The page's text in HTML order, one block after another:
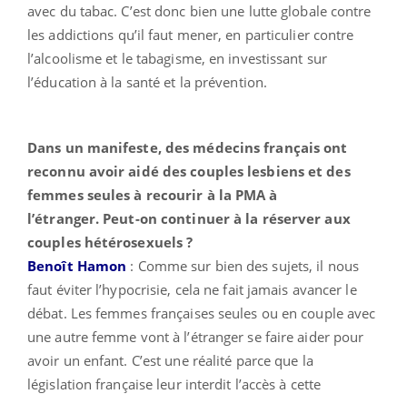
avec du tabac. C’est donc bien une lutte globale contre
les addictions qu’il faut mener, en particulier contre
l’alcoolisme et le tabagisme, en investissant sur
l’éducation à la santé et la prévention.
Dans un manifeste, des médecins français ont
reconnu avoir aidé des couples lesbiens et des
femmes seules à recourir à la PMA à
l’étranger. Peut-on continuer à la réserver aux
couples hétérosexuels ?
Benoît Hamon : Comme sur bien des sujets, il nous
faut éviter l’hypocrisie, cela ne fait jamais avancer le
débat. Les femmes françaises seules ou en couple avec
une autre femme vont à l’étranger se faire aider pour
avoir un enfant. C’est une réalité parce que la
législation française leur interdit l’accès à cette